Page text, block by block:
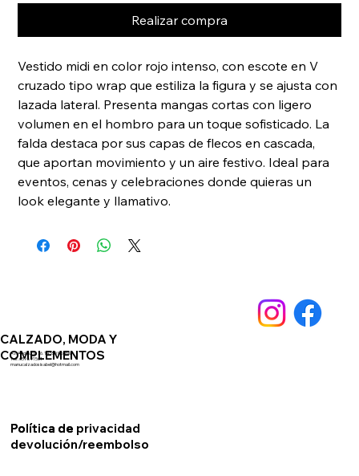
Realizar compra
Vestido midi en color rojo intenso, con escote en V
cruzado tipo wrap que estiliza la figura y se ajusta con
lazada lateral. Presenta mangas cortas con ligero
volumen en el hombro para un toque sofisticado. La
falda destaca por sus capas de flecos en cascada,
que aportan movimiento y un aire festivo. Ideal para
eventos, cenas y celebraciones donde quieras un
look elegante y llamativo.
CALZADO, MODA Y
COMPLEMENTOS
Política de privacidad
Política de
devolución/reembolso
Av. Andalucia 76. 14550 Montilla
Telf. 659891561
manucalzadosisabel@hotmail.com